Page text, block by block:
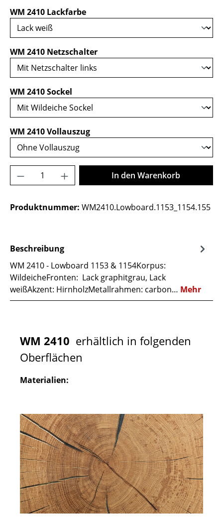
WM 2410 Lackfarbeauswählen
WM 2410 Netzschalterauswählen
WM 2410 Sockel
WM 2410 Vollauszugauswählen
Produkt Anzahl: Gib den gewünschten
In den Warenkorb
Produktnummer: WM2410.Lowboard.1153_1154.155
Beschreibung
WM 2410 - Lowboard 1153 & 1154Korpus:
WildeicheFronten: Lack graphitgrau, Lack
weißAkzent: HirnholzMetallrahmen: carbon… Mehr
WM 2410 erhältlich in folgenden
Oberflächen
Materialien: